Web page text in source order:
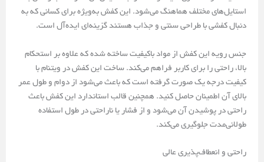
استایل‌های مختلف هماهنگ می‌شود. این کفش به‌ویژه برای کسانی که به
دنبال کفشی با طراحی سنتی و جذاب هستند گزینه‌ای ایده‌آل است.
جنس رویه این کفش از مواد باکیفیت ساخته شده که علاوه بر استحکام
بالا، راحتی را برای کاربر فراهم می‌کند. ساخت این کفش در ویتنام با
کیفیت درجه یک صورت گرفته است که باعث می‌شود از دوام و طول عمر
بالای آن اطمینان حاصل کنید. همچنین قالب استاندارد این کفش باعث
راحتی در پوشیدن آن می‌شود و از فشار یا ناراحتی در طول استفاده
طولانی‌مدت جلوگیری می‌کند.
راحتی و انعطاف‌پذیری عالی